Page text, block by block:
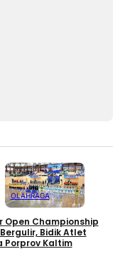
OLAHRAGA
Open Championship
Bidik Atlet
Porprov Kaltim